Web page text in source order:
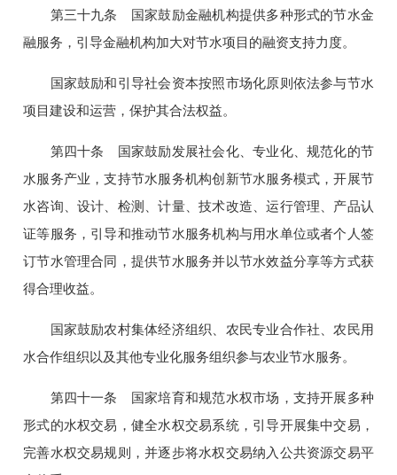
第三十九条 国家鼓励金融机构提供多种形式的节水金
融服务，引导金融机构加大对节水项目的融资支持力度。
国家鼓励和引导社会资本按照市场化原则依法参与节水
项目建设和运营，保护其合法权益。
第四十条 国家鼓励发展社会化、专业化、规范化的节
水服务产业，支持节水服务机构创新节水服务模式，开展节
水咨询、设计、检测、计量、技术改造、运行管理、产品认
证等服务，引导和推动节水服务机构与用水单位或者个人签
订节水管理合同，提供节水服务并以节水效益分享等方式获
得合理收益。
国家鼓励农村集体经济组织、农民专业合作社、农民用
水合作组织以及其他专业化服务组织参与农业节水服务。
第四十一条 国家培育和规范水权市场，支持开展多种
形式的水权交易，健全水权交易系统，引导开展集中交易，
完善水权交易规则，并逐步将水权交易纳入公共资源交易平